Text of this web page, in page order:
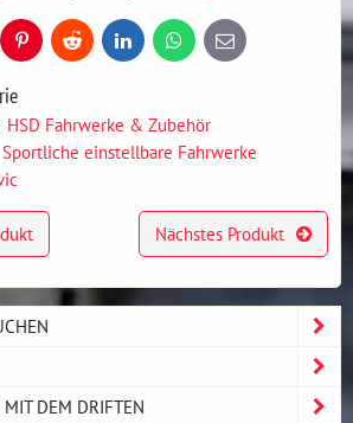
PinterestReddit LinkedInWhatsApp
E-
mail
HSD Fahrwerke & Zubehör
Sportliche einstellbare Fahrwerke
Nächstes Produkt
MIT DEM DRIFTEN